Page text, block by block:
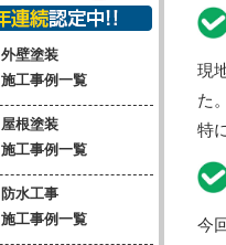
現
た
特
今
外壁塗装
施工事例一覧
屋根塗装
施工事例一覧
防水工事
施工事例一覧